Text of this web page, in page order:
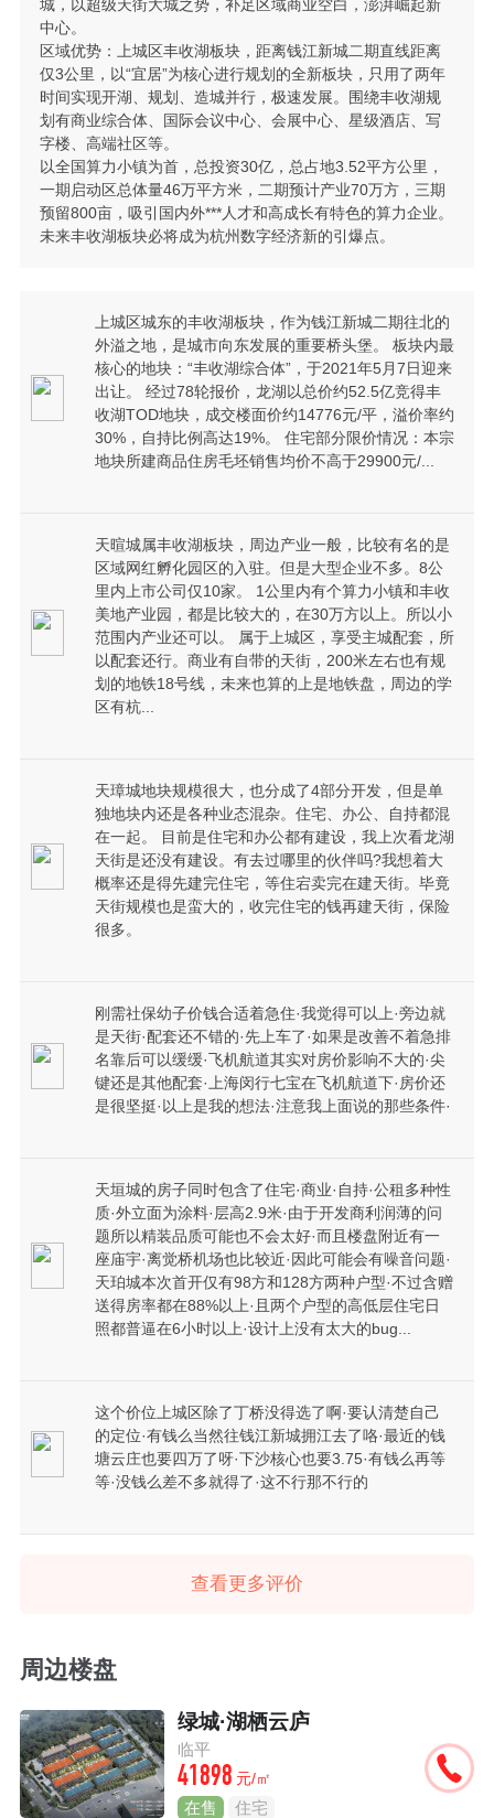
城，以超级天街大城之势，补足区域商业空白，澎湃崛起新
中心。
区域优势：上城区丰收湖板块，距离钱江新城二期直线距离
仅3公里，以“宜居”为核心进行规划的全新板块，只用了两年
时间实现开湖、规划、造城并行，极速发展。围绕丰收湖规
划有商业综合体、国际会议中心、会展中心、星级酒店、写
字楼、高端社区等。
以全国算力小镇为首，总投资30亿，总占地3.52平方公里，
一期启动区总体量46万平方米，二期预计产业70万方，三期
预留800亩，吸引国内外***人才和高成长有特色的算力企业。
未来丰收湖板块必将成为杭州数字经济新的引爆点。
上城区城东的丰收湖板块，作为钱江新城二期往北的
外溢之地，是城市向东发展的重要桥头堡。 板块内最
核心的地块：“丰收湖综合体”，于2021年5月7日迎来
出让。 经过78轮报价，龙湖以总价约52.5亿竞得丰
收湖TOD地块，成交楼面价约14776元/平，溢价率约
30%，自持比例高达19%。 住宅部分限价情况：本宗
地块所建商品住房毛坯销售均价不高于29900元/...
天暄城属丰收湖板块，周边产业一般，比较有名的是
区域网红孵化园区的入驻。但是大型企业不多。8公
里内上市公司仅10家。 1公里内有个算力小镇和丰收
美地产业园，都是比较大的，在30万方以上。所以小
范围内产业还可以。 属于上城区，享受主城配套，所
以配套还行。商业有自带的天街，200米左右也有规
划的地铁18号线，未来也算的上是地铁盘，周边的学
区有杭...
天璋城地块规模很大，也分成了4部分开发，但是单
独地块内还是各种业态混杂。住宅、办公、自持都混
在一起。 目前是住宅和办公都有建设，我上次看龙湖
天街是还没有建设。有去过哪里的伙伴吗?我想着大
概率还是得先建完住宅，等住宕卖完在建天街。毕竟
天街规模也是蛮大的，收完住宅的钱再建天街，保险
很多。
刚需社保幼子价钱合适着急住·我觉得可以上·旁边就
是天街·配套还不错的·先上车了·如果是改善不着急排
名靠后可以缓缓·飞机航道其实对房价影响不大的·尖
键还是其他配套·上海闵行七宝在飞机航道下·房价还
是很坚挺·以上是我的想法·注意我上面说的那些条件·
天垣城的房子同时包含了住宅·商业·自持·公租多种性
质·外立面为涂料·层高2.9米·由于开发商利润薄的问
题所以精装品质可能也不会太好·而且楼盘附近有一
座庙宇·离觉桥机场也比较近·因此可能会有噪音问题·
天珀城本次首开仅有98方和128方两种户型·不过含赠
送得房率都在88%以上·且两个户型的高低层住宅日
照都普逼在6小时以上·设计上没有太大的bug...
这个价位上城区除了丁桥没得选了啊·要认清楚自己
的定位·有钱么当然往钱江新城拥江去了咯·最近的钱
塘云庄也要四万了呀·下沙核心也要3.75·有钱么再等
等·没钱么差不多就得了·这不行那不行的
查看更多评价
周边楼盘
绿城·湖栖云庐
临平
41898 元/㎡
在售 住宅